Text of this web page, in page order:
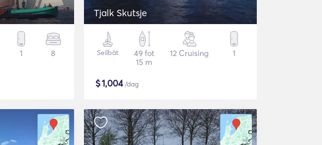
1 8
Tjalk Skutsje
Seilbåt
49 fot
15 m
12 Cruising 1
$1,004/dag